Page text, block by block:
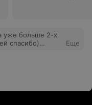
уже больше 2-х
спасибо)
после
своему
приезжаю чтобы
с собой взять.
он больше
Еще